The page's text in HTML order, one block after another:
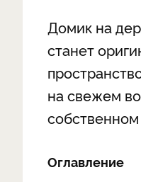
Домик на
станет
на свежем
собственном
Оглавление